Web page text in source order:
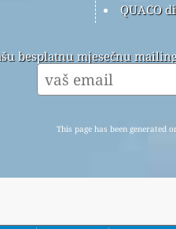
QUACO
besplatnu mjesečnu
This page has been generated